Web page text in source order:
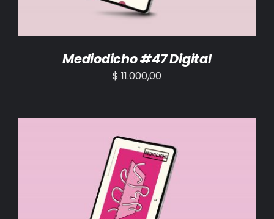
Mediodicho #47 Digital
$ 11.000,00
AÑADIR AL CARRITO /